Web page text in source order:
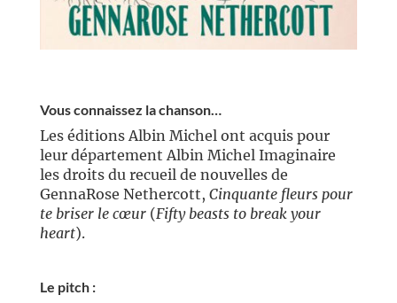
Vous connaissez la chanson…
Les éditions Albin Michel ont acquis pour
leur département Albin Michel Imaginaire
les droits du recueil de nouvelles de
GennaRose Nethercott, Cinquante fleurs pour
te briser le cœur(Fifty beasts to break your
heart).
Le pitch :